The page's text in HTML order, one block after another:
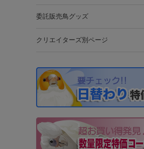
委託販売鳥グッズ
クリエイターズ別ページ